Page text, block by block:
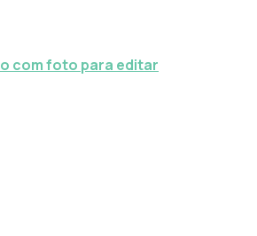
com foto para editar